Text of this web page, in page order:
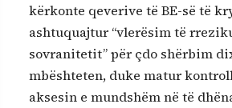
kërkonte qeverive të BE-së të
ashtuquajtur “vlerësim të
sovranitetit” për çdo shërbim
mbështeten, duke matur
aksesin e mundshëm në të